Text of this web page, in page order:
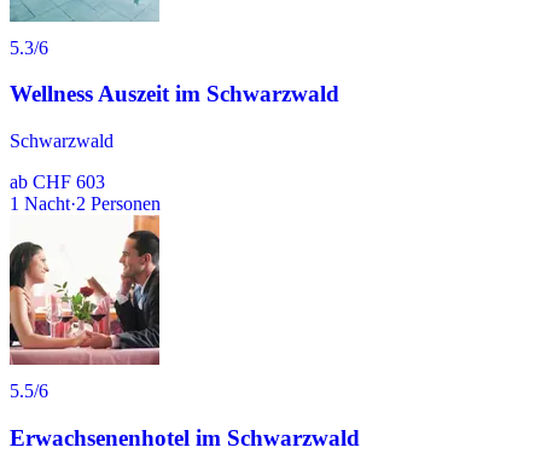
5.3/6
Wellness Auszeit im Schwarzwald
Schwarzwald
ab CHF 603
1 Nacht·2 Personen
5.5/6
Erwachsenenhotel im Schwarzwald